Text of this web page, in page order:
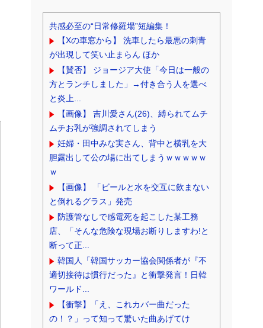
共感必至の“日常修羅場”短編集！
【Xの車窓から】 洗車したら最悪の刺青
が出現して笑い止まらん ほか
【賛否】 ジョージア大使「今日は一般の
方とランチしました」→付き合う人を選べ
と炎上...
【画像】 吉川愛さん(26)、縛られてムチ
ムチお乳が強調されてしまう
妊婦・田中みな実さん、背中と横乳を大
胆露出して公の場に出てしまうｗｗｗｗｗ
ｗ
【画像】 「ビールと水を交互に飲まない
と倒れるグラス」発売
防護管なしで感電死を起こした某工務
店、「そんな危険な現場お断りしますわ!と
断って正...
韓国人「韓国サッカー協会関係者が『不
適切接待は慣行だった』と衝撃発言！日韓
ワールド...
【衝撃】「え、これカバー曲だった
の！？」って知って驚いた曲あげてけ